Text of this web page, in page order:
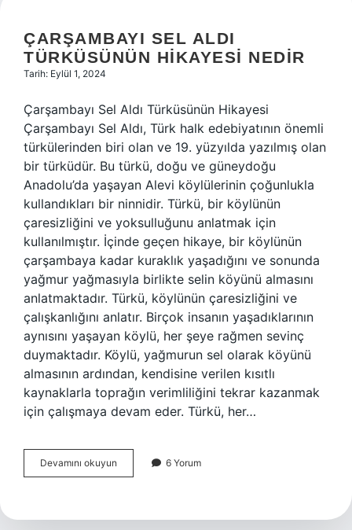
ÇARŞAMBAYI SEL ALDI
TÜRKÜSÜNÜN HIKAYESI NEDIR
Tarih: Eylül 1, 2024
Çarşambayı Sel Aldı Türküsünün Hikayesi
Çarşambayı Sel Aldı, Türk halk edebiyatının önemli
türkülerinden biri olan ve 19. yüzyılda yazılmış olan
bir türküdür. Bu türkü, doğu ve güneydoğu
Anadolu’da yaşayan Alevi köylülerinin çoğunlukla
kullandıkları bir ninnidir. Türkü, bir köylünün
çaresizliğini ve yoksulluğunu anlatmak için
kullanılmıştır. İçinde geçen hikaye, bir köylünün
çarşambaya kadar kuraklık yaşadığını ve sonunda
yağmur yağmasıyla birlikte selin köyünü almasını
anlatmaktadır. Türkü, köylünün çaresizliğini ve
çalışkanlığını anlatır. Birçok insanın yaşadıklarının
aynısını yaşayan köylü, her şeye rağmen sevinç
duymaktadır. Köylü, yağmurun sel olarak köyünü
almasının ardından, kendisine verilen kısıtlı
kaynaklarla toprağın verimliliğini tekrar kazanmak
için çalışmaya devam eder. Türkü, her…
Devamını okuyun Çarşambayı
sel
hikayesi
6 Yorum